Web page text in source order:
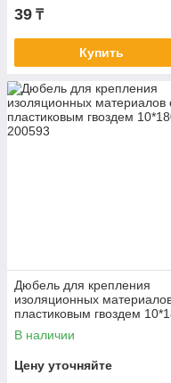
39 ₸
Купить
Дюбель для крепления
изоляционных
пластиковым гвоздем
В наличии
Цену уточняйте